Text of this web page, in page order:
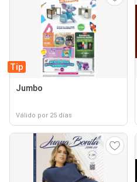
Tip
Jumbo
Válido por 25 días